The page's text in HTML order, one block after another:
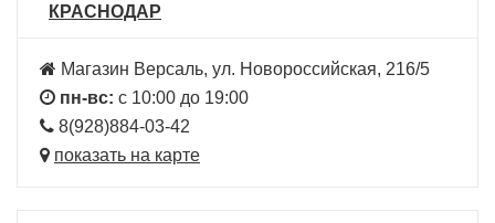
КРАСНОДАР
Магазин Версаль, ул. Новороссийская, 216/5
пн-вс: с 10:00 до 19:00
8(928)884-03-42
показать на карте